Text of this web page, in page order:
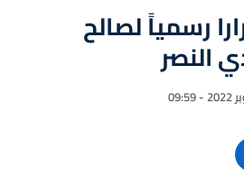
رسمياً لصالح
النصر